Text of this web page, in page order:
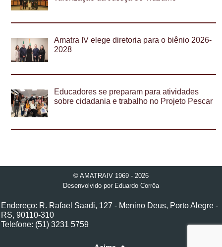
Amatra IV elege diretoria para o biênio 2026-
2028
Educadores se preparam para atividades
sobre cidadania e trabalho no Projeto Pescar
© AMATRAIV 1969 - 2026
Desenvolvido por Eduardo Corrêa
Endereço: R. Rafael Saadi, 127 - Menino Deus, Porto Alegre -
RS, 90110-310
Telefone: (51) 3231 5759